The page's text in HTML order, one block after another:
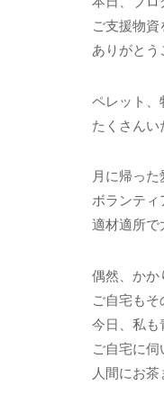
ご支援物資
ありがとう
ペレット、
たくさんい
月に帰った
ボランティ
適材適所で
偶然、かか
ご自宅も
今日、私も
ご自宅に伺
人間にお茶